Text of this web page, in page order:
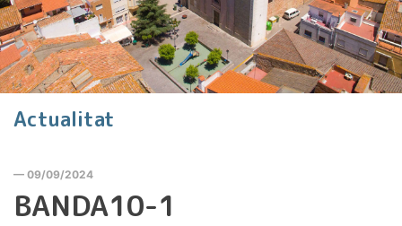
Actualitat
— 09/09/2024
BANDA10-1